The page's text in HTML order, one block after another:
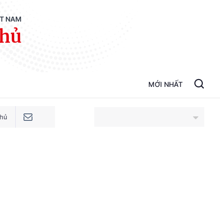
NAM
MỚI NHẤT